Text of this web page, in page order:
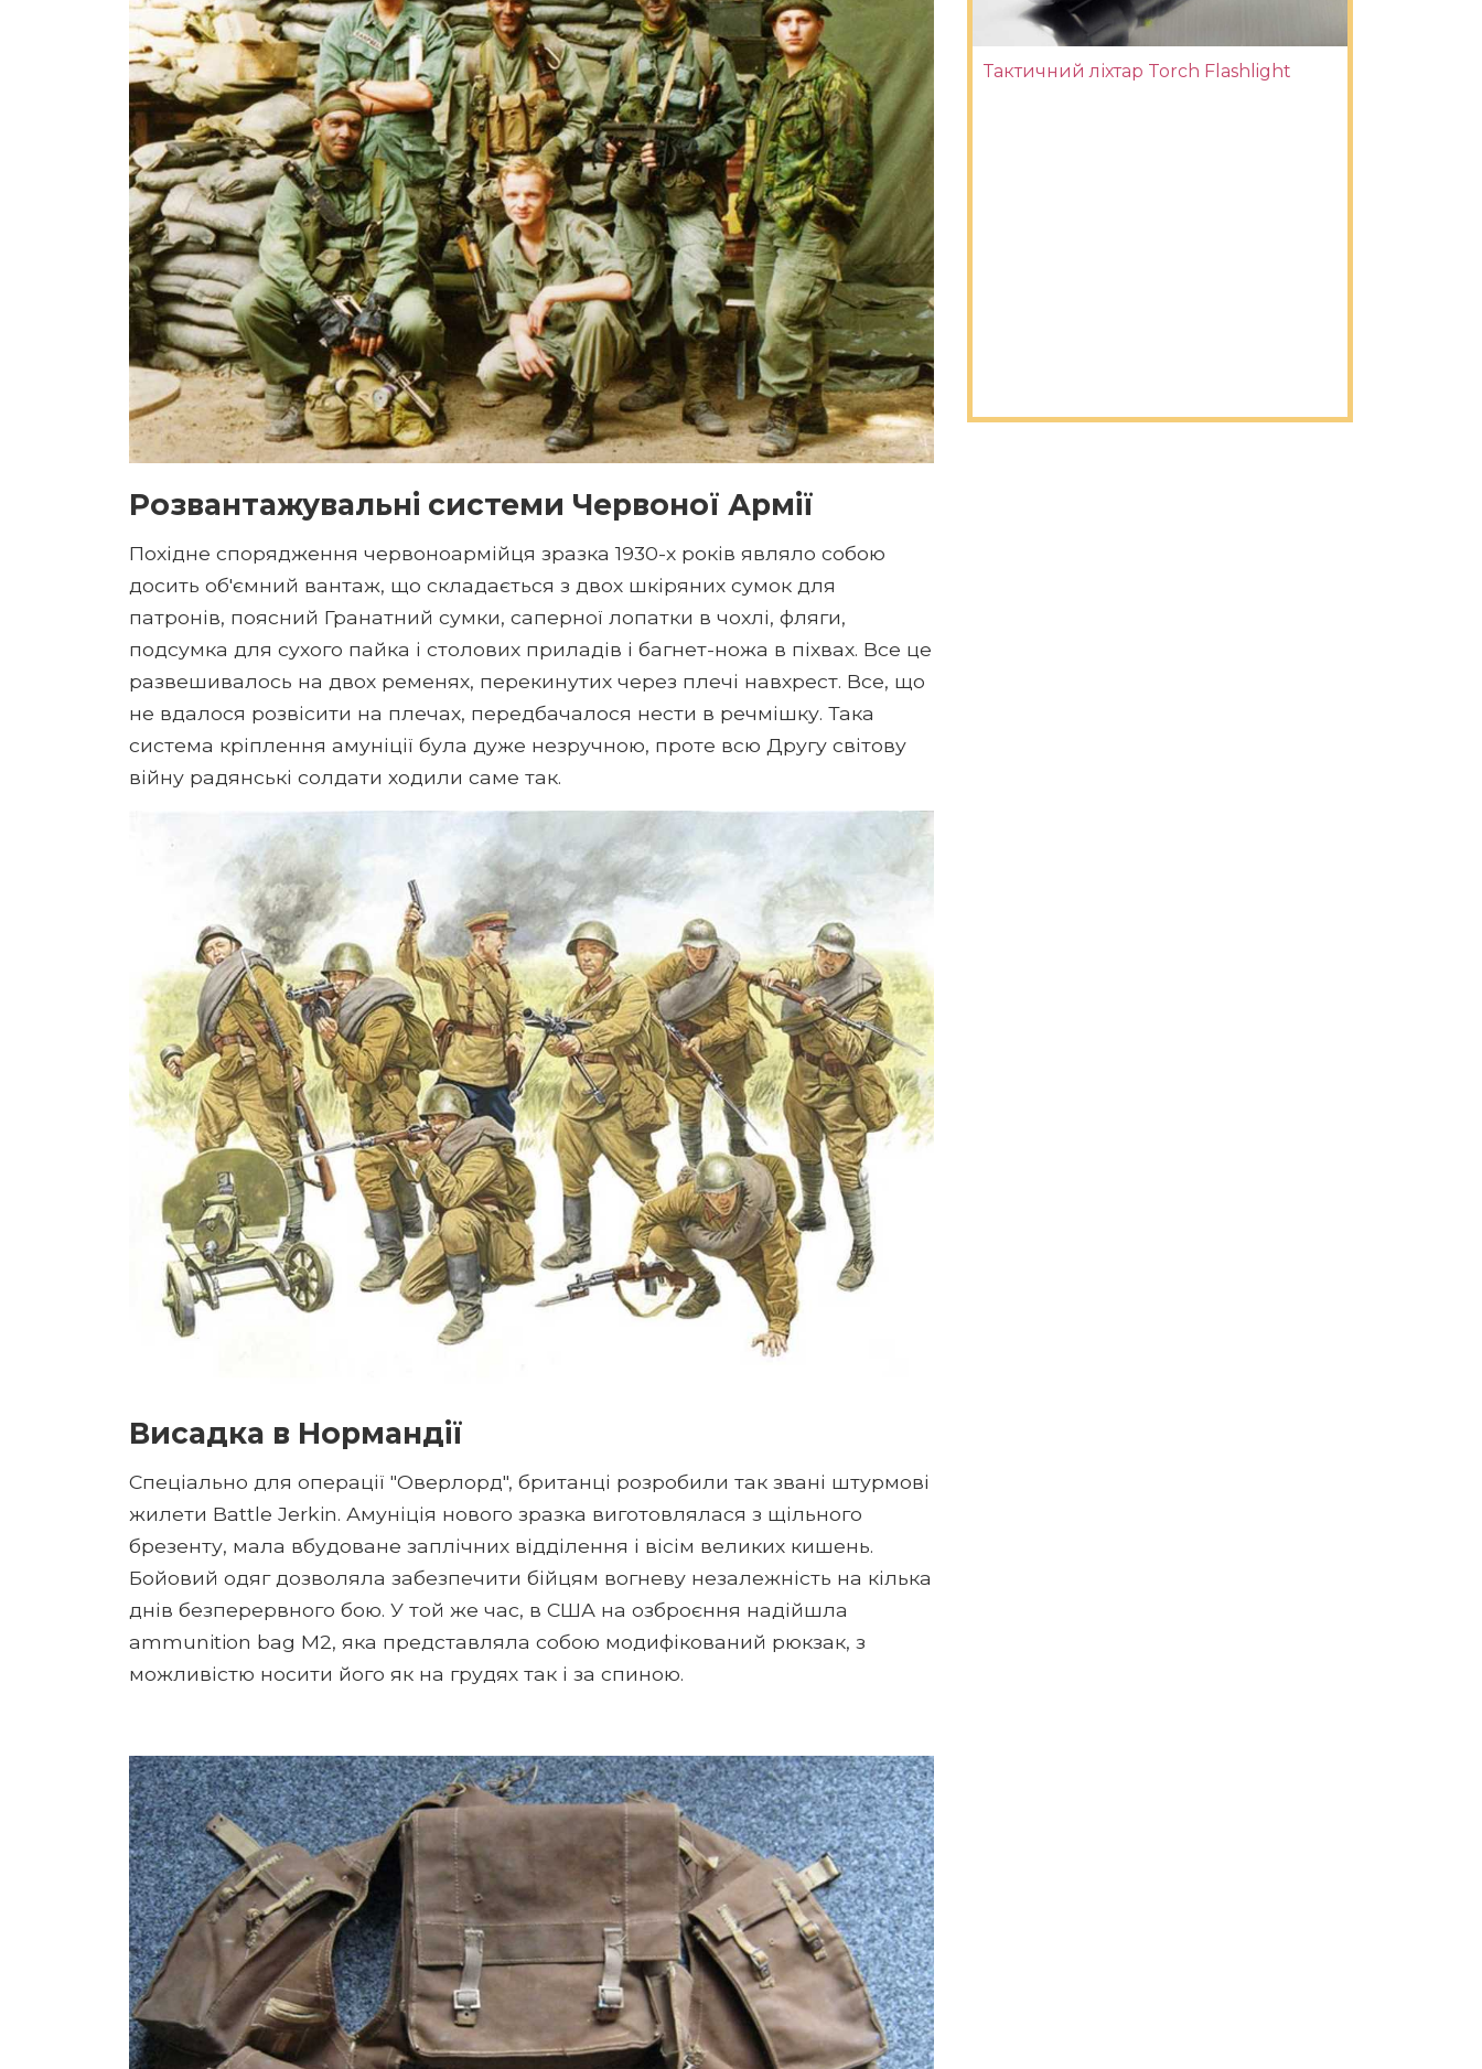
Розвантажувальні системи Червоної Армії
Похідне спорядження червоноармійця зразка 1930-х років являло собою
досить об'ємний вантаж, що складається з двох шкіряних сумок для
патронів, поясний Гранатний сумки, саперної лопатки в чохлі, фляги,
подсумка для сухого пайка і столових приладів і багнет-ножа в піхвах. Все це
развешивалось на двох ременях, перекинутих через плечі навхрест. Все, що
не вдалося розвісити на плечах, передбачалося нести в речмішку. Така
система кріплення амуніції була дуже незручною, проте всю Другу світову
війну радянські солдати ходили саме так.
Висадка в Нормандії
Спеціально для операції "Оверлорд", британці розробили так звані штурмові
жилети Battle Jerkin. Амуніція нового зразка виготовлялася з щільного
брезенту, мала вбудоване заплічних відділення і вісім великих кишень.
Бойовий одяг дозволяла забезпечити бійцям вогневу незалежність на кілька
днів безперервного бою. У той же час, в США на озброєння надійшла
ammunition bag M2, яка представляла собою модифікований рюкзак, з
можливістю носити його як на грудях так і за спиною.
Тактичний ліхтар Torch Flashlight